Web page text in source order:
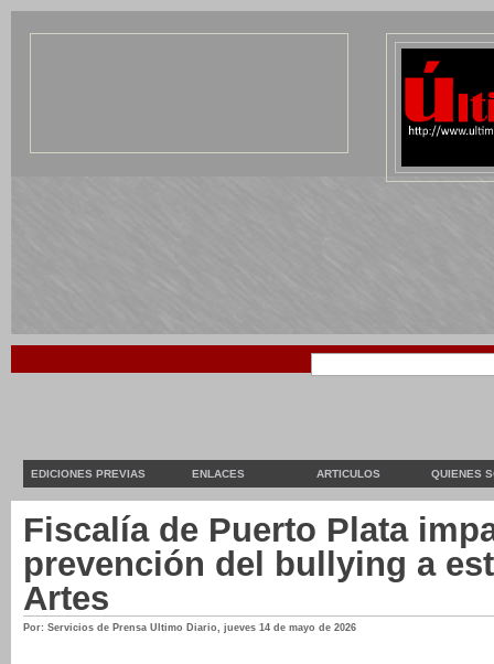
EDICIONES PREVIAS ENLACES ARTICULOS QUIENES
Fiscalía de Puerto Plata
prevención del bullying a
Artes
Por: Servicios de Prensa Ultimo Diario, jueves 14 de mayo de 2026